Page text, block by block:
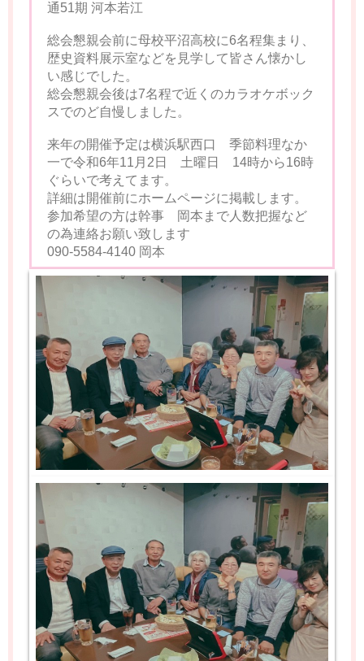
通51期 河本若江
総会懇親会前に母校平沼高校に6名程集まり、
歴史資料展示室などを見学して皆さん懐かし
い感じでした。
総会懇親会後は7名程で近くのカラオケボック
スでのど自慢しました。
来年の開催予定は横浜駅西口 季節料理なか
一で令和6年11月2日 土曜日 14時から16時
ぐらいで考えてます。
詳細は開催前にホームページに掲載します。
参加希望の方は幹事 岡本まで人数把握など
の為連絡お願い致します
090-5584-4140 岡本